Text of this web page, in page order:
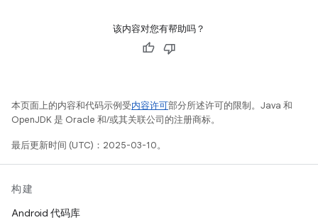
该内容对您有帮助吗？
本页面上的内容和代码示例受内容许可部分所述许可的限制。Java 和
OpenJDK 是 Oracle 和/或其关联公司的注册商标。
最后更新时间 (UTC)：2025-03-10。
构建
Android 代码库